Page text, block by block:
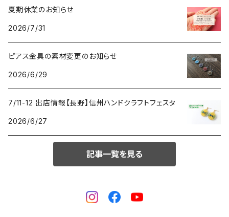
夏期休業のお知らせ
2026/7/31
ピアス金具の素材変更のお知らせ
2026/6/29
7/11-12 出店情報【長野】信州ハンドクラフトフェスタ
2026/6/27
記事一覧を見る